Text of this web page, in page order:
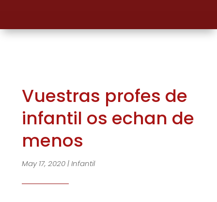
Vuestras profes de
infantil os echan de
menos
May 17, 2020|Infantil